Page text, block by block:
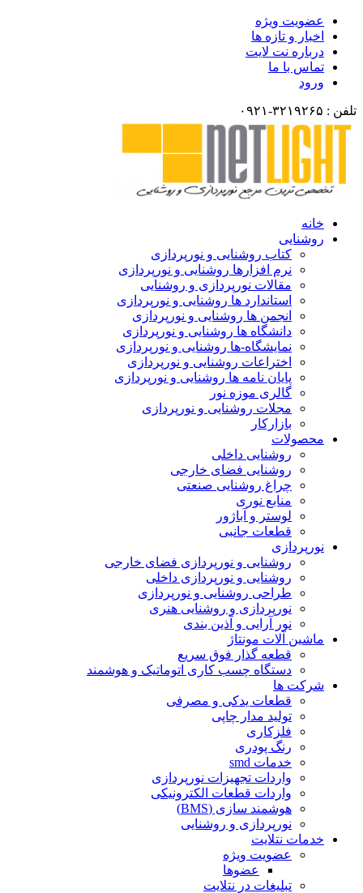
عضویت ویژه
اخبار و تازه ها
درباره نت لایت
تماس با ما
ورود
تلفن : ۳۲۱۹۲۶۵-۰۹۲۱
خانه
روشنایی
کتاب روشنایی و نورپردازی
نرم افزارها روشنایی و نورپردازی
مقالات نورپردازی و روشنایی
استاندارد ها روشنایی و نورپردازی
انجمن ها روشنایی و نورپردازی
دانشگاه ها روشنایی و نورپردازی
نمایشگاه-ها روشنایی و نورپردازی
اختراعات روشنایی و نورپردازی
پایان نامه ها روشنایی و نورپردازی
گالری موزه نور
مجلات روشنایی و نورپردازی
بازارکار
محصولات
روشنایی داخلی
روشنایی فضای خارجی
چراغ روشنایی صنعتی
منابع نوری
لوستر و آباژور
قطعات جانبی
نورپردازی
روشنایی و نورپردازی فضای خارجی
روشنایی و نورپردازی داخلی
طراحی روشنایی و نورپردازی
نورپردازی و روشنایی هنری
نور آرایی و آذین بندی
ماشین آلات مونتاژ
قطعه گذار فوق سریع
دستگاه چسب کاری اتوماتیک و هوشمند
شرکت ها
قطعات یدکی و مصرفی
تولید مدار چاپی
فلزکاری
رنگ پودری
خدمات smd
واردات تجهیزات نورپردازی
واردات قطعات الکترونیکی
هوشمند سازی (BMS)
نورپردازی و روشنایی
خدمات نتلایت
عضویت ویژه
عضوها
تبلیغات در نتلایت